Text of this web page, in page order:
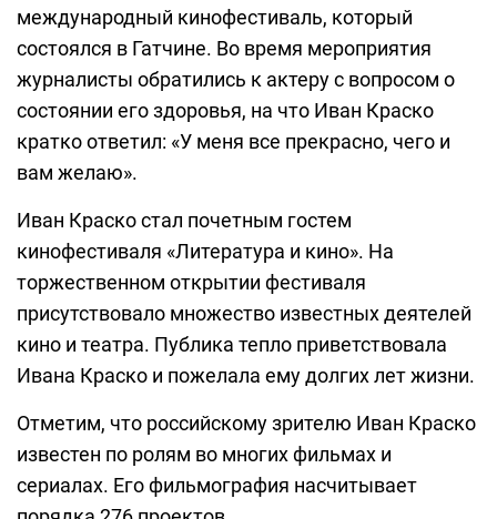
международный кинофестиваль, который
состоялся в Гатчине. Во время мероприятия
журналисты обратились к актеру с вопросом о
состоянии его здоровья, на что Иван Краско
кратко ответил: «У меня все прекрасно, чего и
вам желаю».
Иван Краско стал почетным гостем
кинофестиваля «Литература и кино». На
торжественном открытии фестиваля
присутствовало множество известных деятелей
кино и театра. Публика тепло приветствовала
Ивана Краско и пожелала ему долгих лет жизни.
Отметим, что российскому зрителю Иван Краско
известен по ролям во многих фильмах и
сериалах. Его фильмография насчитывает